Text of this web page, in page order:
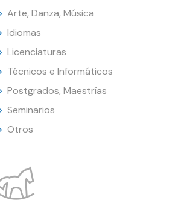
Arte, Danza, Música
Idiomas
Licenciaturas
Técnicos e Informáticos
Postgrados, Maestrías
Seminarios
Otros